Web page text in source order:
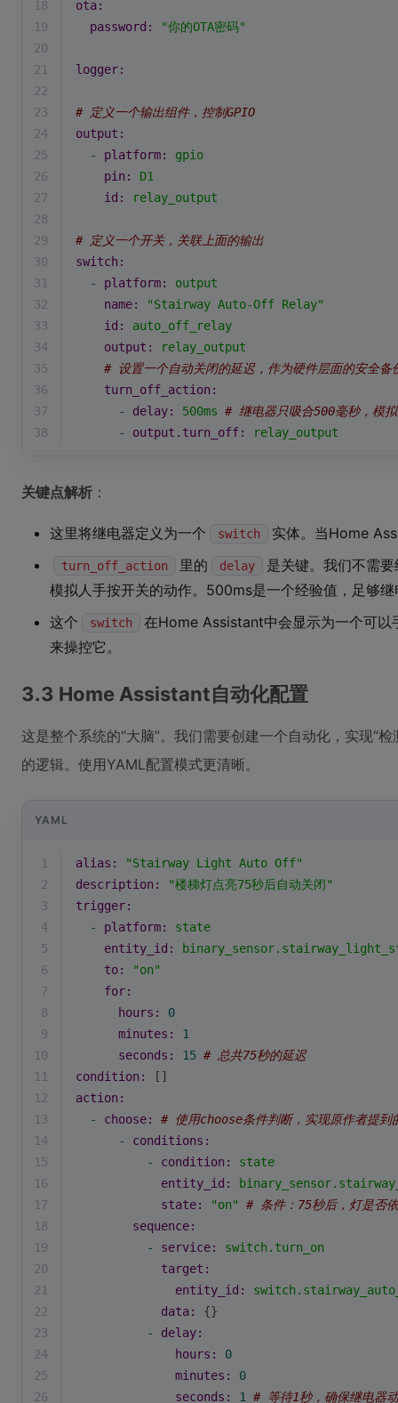
18
ota:
19
password:
"你的OTA密码"
20
21
logger:
22
23
# 定义一个输出组件，控制GPIO
24
output:
25
- platform:
gpio
26
pin:
D1
27
id:
relay_output
28
29
# 定义一个开关，关联上面的输出
30
switch:
31
- platform:
output
32
name:
"Stairway Auto-Off Relay"
33
id:
auto_off_relay
34
output:
relay_output
35
# 设置一个自动关闭的延迟，作为硬件层面的安全备
36
turn_off_action:
37
- delay: 500ms # 继电器只吸合500毫秒，模
38
- output.turn_off: relay_output
关键点解析 ：
这里将继电器定义为一个 switch 实体。当Home
turn_off_action 里的 delay
是关键。我们不需
模拟人手按开关的动作。500ms是一个经验值，足够
这个
switch
在Home Assistant中会显示为一个可以
来操控它。
3.3 Home Assistant自动化配置
这是整个系统的“大脑”。我们需要创建一个自动化，实现“
的逻辑。使用YAML配置模式更清晰。
YAML
1 alias:
"Stairway Light Auto Off"
2
description:
"楼梯灯点亮75秒后自动关闭"
3
trigger:
4
- platform:
state
5
entity_id:
6
to:
"on"
7
for:
8
hours:
0
9
minutes:
1
10
seconds: 15 # 总共75秒的延迟
11
condition:
[]
12
action:
13
- choose:
# 使用choose条件判断，实现原作者提
14
-
conditions:
15
- condition:
state
16
entity_id:
17
state: "on"
# 条件：75秒后，灯是否
18
sequence:
19
- service:
switch.turn_on
20
target:
21
entity_id:
22
data:
{}
23
-
delay:
24
hours:
0
25
minutes:
0
26
seconds: 1 # 等待1秒，确保继电器